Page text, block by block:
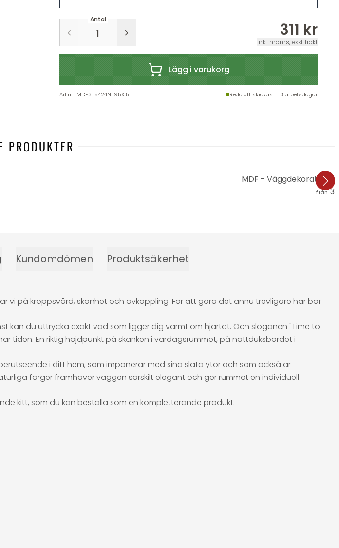
Antal
311 kr
inkl. moms, exkl. frakt
Lägg i varukorg
Art.nr.: MDF3-5424N-95X15 Redo att skickas: 1–3 arbetsdagar
PRODUKTER
MDF -
från
Kundomdömen Produktsäkerhet
på kroppsvård, skönhet och avkoppling. För att göra det ännu trevligare här bör
kan du uttrycka exakt vad som ligger dig varmt om hjärtat. Och sloganen "Time to
En riktig höjdpunkt på skänken i vardagsrummet, på nattduksbordet i
i ditt hem, som imponerar med sina släta ytor och som också är
färger framhäver väggen särskilt elegant och ger rummet en individuell
kitt, som du kan beställa som en kompletterande produkt.